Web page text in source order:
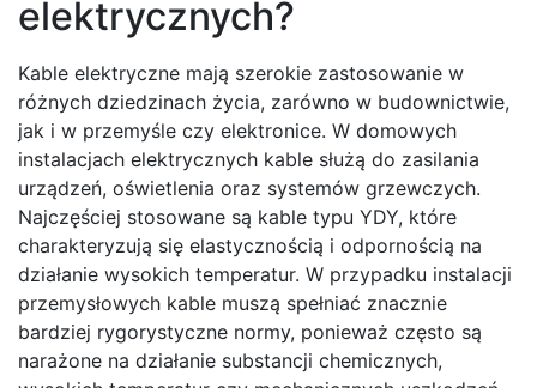
elektrycznych?
Kable elektryczne mają szerokie zastosowanie w
różnych dziedzinach życia, zarówno w budownictwie,
jak i w przemyśle czy elektronice. W domowych
instalacjach elektrycznych kable służą do zasilania
urządzeń, oświetlenia oraz systemów grzewczych.
Najczęściej stosowane są kable typu YDY, które
charakteryzują się elastycznością i odpornością na
działanie wysokich temperatur. W przypadku instalacji
przemysłowych kable muszą spełniać znacznie
bardziej rygorystyczne normy, ponieważ często są
narażone na działanie substancji chemicznych,